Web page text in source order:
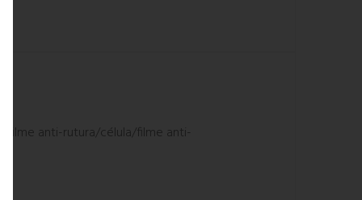
filme anti-rutura/célula/filme anti-